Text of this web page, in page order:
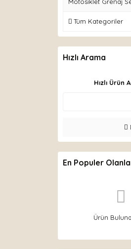
Tüm Kategoriler
Hızlı Arama
Hızlı Ürün
En Populer
Ürün